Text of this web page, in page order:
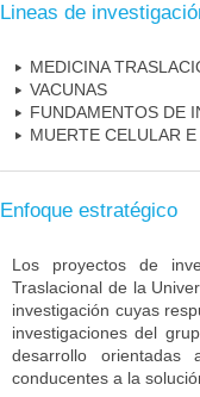
Lineas de
MEDICINA
VACUNAS
FUNDAMENTOS DE
MUERTE CELULAR
Enfoque estratégico
Los proyectos de
Traslacional de la
investigación cuyas
investigaciones del
desarrollo
conducentes a la